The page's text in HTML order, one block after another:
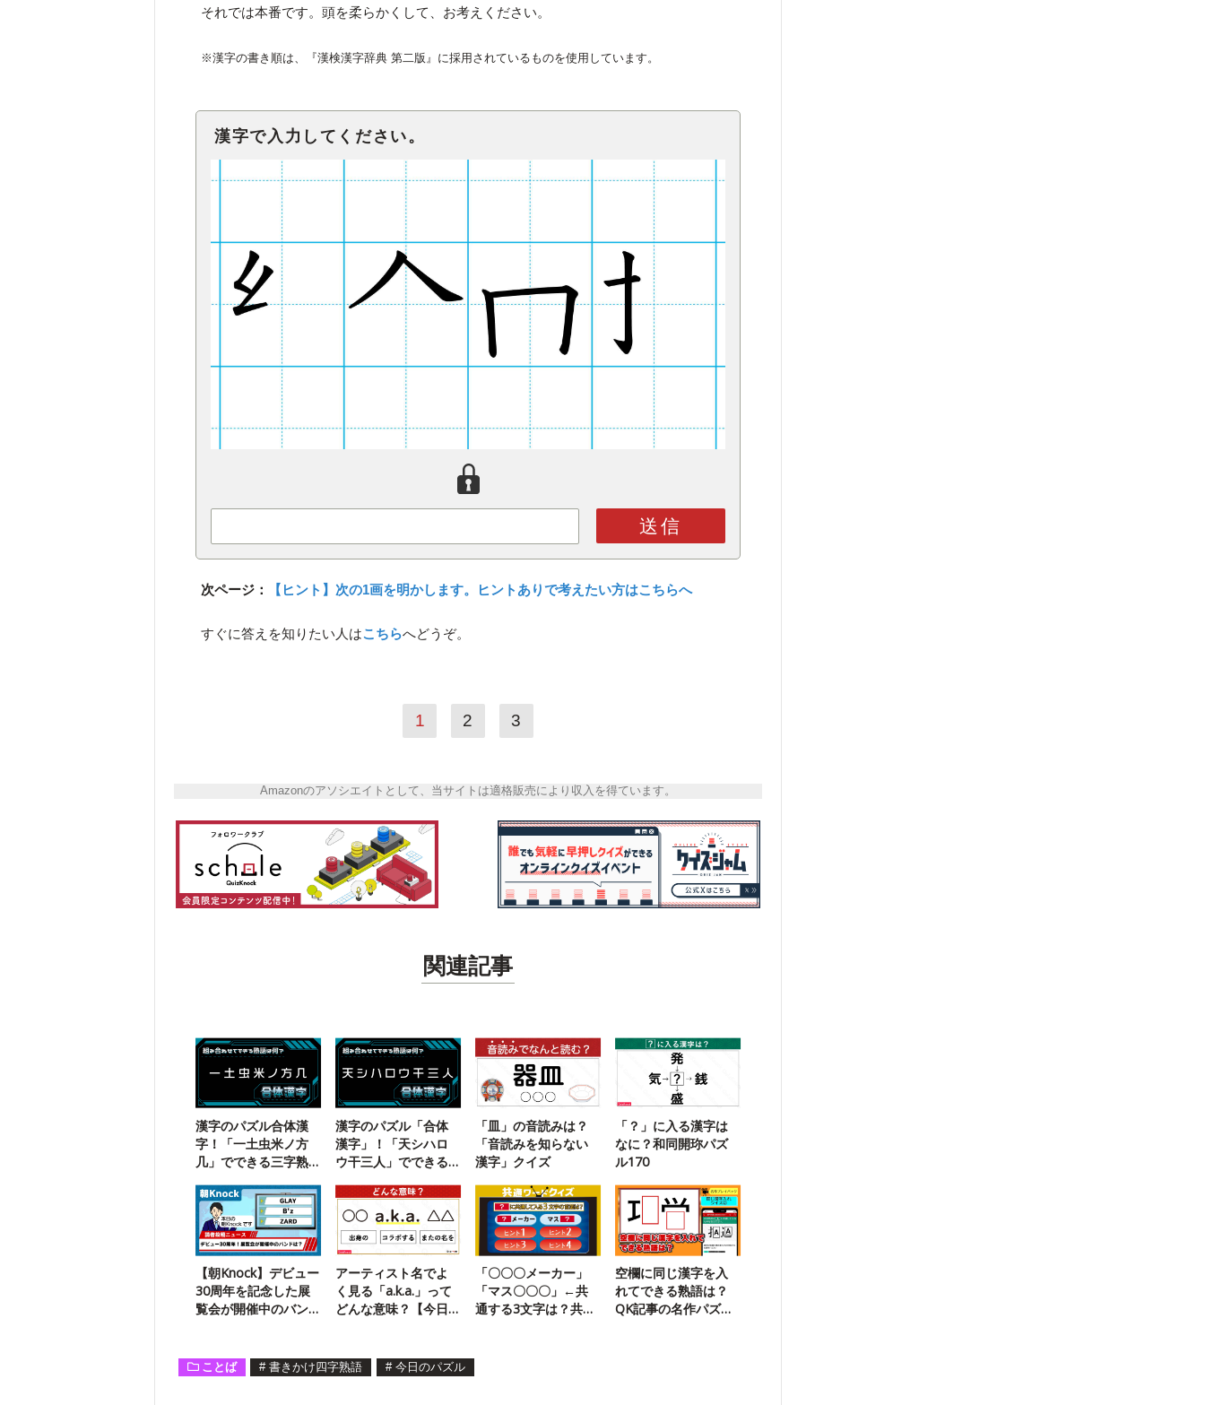
それでは本番です。頭を柔らかくして、お考えください。
※漢字の書き順は、『漢検漢字辞典 第二版』に採用されているものを使用しています。
漢字で入力してください。
送信
次ページ： 【ヒント】次の1画を明かします。ヒントありで考えたい方はこちらへ
すぐに答えを知りたい人はこちらへどうぞ。
1 2 3
Amazonのアソシエイトとして、当サイトは適格販売により収入を得ています。
関連記事
漢字のパズル合体漢
字！「一土虫米ノ方
几」でできる三字熟
漢字のパズル「合体
漢字」！「天シハロ
ウ干三人」でできる
「皿」の音読みは？
「音読みを知らない
漢字」クイズ
「？」に入る漢字は
なに？和同開珎パズ
ル170
【朝Knock】デビュー
30周年を記念した展
覧会が開催中のバン
アーティスト名でよ
く見る「a.k.a.」って
どんな意味？【今日
「〇〇〇メーカー」
「マス〇〇〇」←共
通する3文字は？共通
空欄に同じ漢字を入
れてできる熟語は？
QK記事の名作パズル
ことば # 書きかけ四字熟語 # 今日のパズル